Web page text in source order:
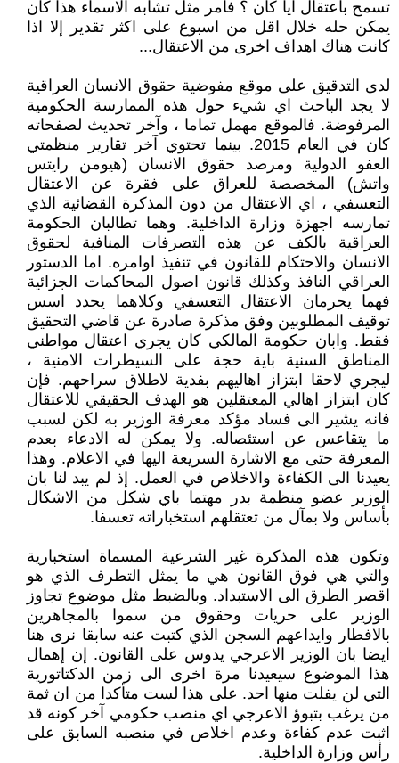
تسمح باعتقال ايا كان ؟ فامر مثل تشابه الاسماء هذا كان
يمكن حله خلال اقل من اسبوع على اكثر تقدير إلا اذا
كانت هناك اهداف اخرى من الاعتقال...
لدى التدقيق على موقع مفوضية حقوق الانسان العراقية
لا يجد الباحث اي شيء حول هذه الممارسة الحكومية
المرفوضة. فالموقع مهمل تماما ، وآخر تحديث لصفحاته
كان في العام 2015. بينما تحتوي آخر تقارير منظمتي
العفو الدولية ومرصد حقوق الانسان (هيومن رايتس
واتش) المخصصة للعراق على فقرة عن الاعتقال
التعسفي ، اي الاعتقال من دون المذكرة القضائية الذي
تمارسه اجهزة وزارة الداخلية. وهما تطالبان الحكومة
العراقية بالكف عن هذه التصرفات المنافية لحقوق
الانسان والاحتكام للقانون في تنفيذ اوامره. اما الدستور
العراقي النافذ وكذلك قانون اصول المحاكمات الجزائية
فهما يحرمان الاعتقال التعسفي وكلاهما يحدد اسس
توقيف المطلوبين وفق مذكرة صادرة عن قاضي التحقيق
فقط. وابان حكومة المالكي كان يجري اعتقال مواطني
المناطق السنية باية حجة على السيطرات الامنية ،
ليجري لاحقا ابتزاز اهاليهم بفدية لاطلاق سراحهم. فإن
كان ابتزاز اهالي المعتقلين هو الهدف الحقيقي للاعتقال
فانه يشير الى فساد مؤكد معرفة الوزير به لكن لسبب
ما يتقاعس عن استئصاله. ولا يمكن له الادعاء بعدم
المعرفة حتى مع الاشارة السريعة اليها في الاعلام. وهذا
يعيدنا الى الكفاءة والاخلاص في العمل. إذ لم يبد لنا بان
الوزير عضو منظمة بدر مهتما باي شكل من الاشكال
بأساس ولا بمآل من تعتقلهم استخباراته تعسفا.
وتكون هذه المذكرة غير الشرعية المسماة استخبارية
والتي هي فوق القانون هي ما يمثل التطرف الذي هو
اقصر الطرق الى الاستبداد. وبالضبط مثل موضوع تجاوز
الوزير على حريات وحقوق من سموا بالمجاهرين
بالافطار وايداعهم السجن الذي كتبت عنه سابقا نرى هنا
ايضا بان الوزير الاعرجي يدوس على القانون. إن إهمال
هذا الموضوع سيعيدنا مرة اخرى الى زمن الدكتاتورية
التي لن يفلت منها احد. على هذا لست متأكدا من ان ثمة
من يرغب بتبوؤ الاعرجي اي منصب حكومي آخر كونه قد
اثبت عدم كفاءة وعدم اخلاص في منصبه السابق على
رأس وزارة الداخلية.